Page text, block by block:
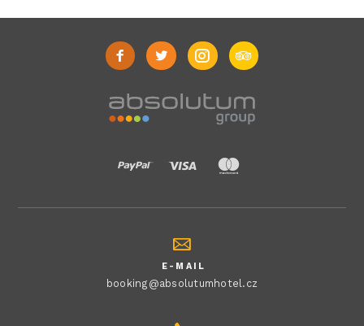
E-MAIL
booking@absolutumhotel.cz